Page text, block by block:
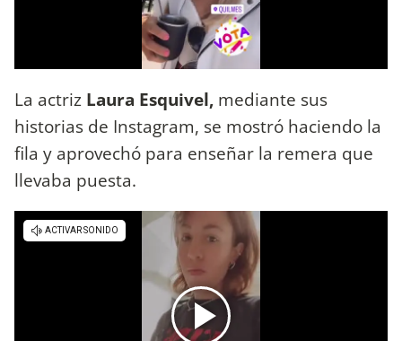
La actriz Laura Esquivel, mediante sus
historias de Instagram, se mostró haciendo la
fila y aprovechó para enseñar la remera que
llevaba puesta.